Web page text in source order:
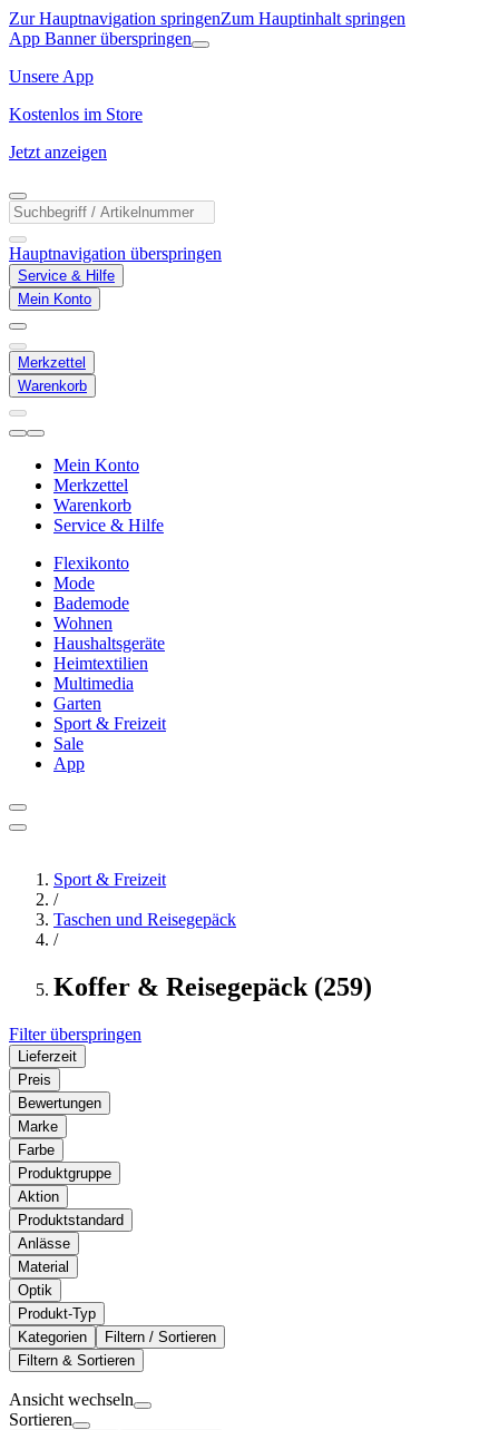
Zur Hauptnavigation springenZum Hauptinhalt springen
App Banner überspringen
Unsere App
Kostenlos im Store
Jetzt anzeigen
Hauptnavigation überspringen
Service & Hilfe
Mein Konto
Merkzettel
Warenkorb
Mein Konto
Merkzettel
Warenkorb
Service & Hilfe
Flexikonto
Mode
Bademode
Wohnen
Haushaltsgeräte
Heimtextilien
Multimedia
Garten
Sport & Freizeit
Sale
App
Sport & Freizeit
/
Taschen und Reisegepäck
/
Koffer & Reisegepäck (259)
Filter überspringen
Lieferzeit
Preis
Bewertungen
Marke
Farbe
Produktgruppe
Aktion
Produktstandard
Anlässe
Material
Optik
Produkt-Typ
Kategorien
Filtern / Sortieren
Filtern & Sortieren
Ansicht wechseln
Sortieren